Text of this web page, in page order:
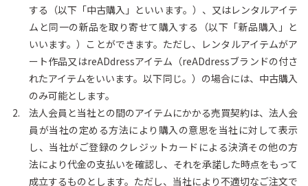
する（以下「中古購入」といいます。）、又はレンタルアイテ
ムと同一の新品を取り寄せて購入する（以下「新品購入」と
いいます。）ことができます。ただし、レンタルアイテムがア
ート作品又はreADdressアイテム（reADdressブランドの付さ
れたアイテムをいいます。以下同じ。）の場合には、中古購入
のみ可能とします。
法人会員と当社との間のアイテムにかかる売買契約は、法人会
員が当社の定める方法により購入の意思を当社に対して表示
し、当社がご登録のクレジットカードによる決済その他の方
法により代金の支払いを確認し、それを承諾した時点をもって
成立するものとします。ただし、当社により不適切なご注文で